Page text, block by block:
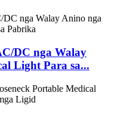
DC nga Walay
Light Para sa...